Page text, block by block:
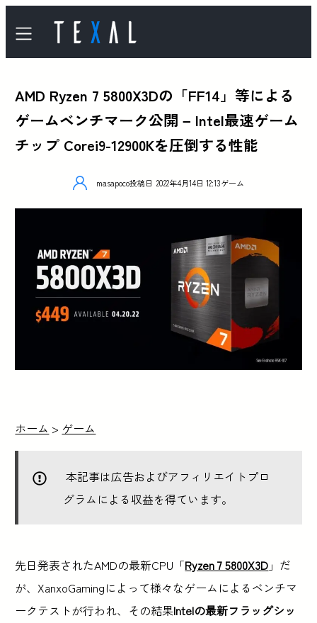
AMD Ryzen 7 5800X3Dの「FF14」等による
ゲームベンチマーク公開 – Intel最速ゲーム
チップ Corei9-12900Kを圧倒する性能
masapoco投稿日 2022年4月14日 12:13ゲーム
ホーム > ゲーム
本記事は広告およびアフィリエイトプロ
グラムによる収益を得ています。
先日発表されたAMDの最新CPU「Ryzen 7 5800X3D 」だ
が、XanxoGamingによって様々なゲームによるベンチマ
ークテストが行われ、その結果Intelの最新フラッグシッ